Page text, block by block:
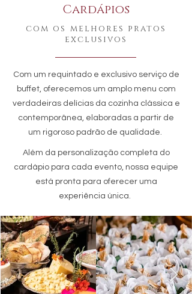
Cardápios
com os melhores pratos
exclusivos
Com um requintado e exclusivo serviço de
buffet, oferecemos um amplo menu com
verdadeiras delícias da cozinha clássica e
contemporânea, elaboradas a partir de
um rigoroso padrão de qualidade.
Além da personalização completa do
cardápio para cada evento, nossa equipe
está pronta para oferecer uma
experiência única.